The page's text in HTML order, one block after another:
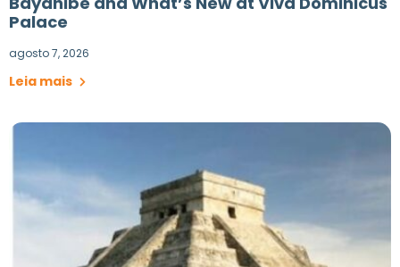
Palace
agosto 7, 2026
Leia mais